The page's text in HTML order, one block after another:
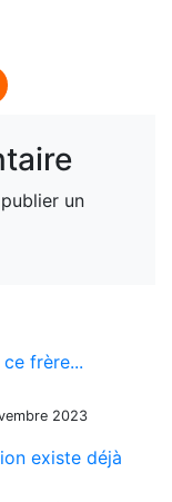
un
frère...
2023
existe déjà